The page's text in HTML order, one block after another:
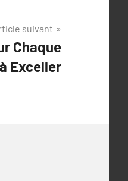
suivant
Chaque
Exceller